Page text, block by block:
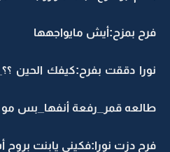
فرح بمزح:أيش مايواجهها
نورا دققت بفرح:كيفك الحين
طالعه قمر_رفعة أنفها_بس مو
فرح دزت نورا:فكيني يابنت بروح